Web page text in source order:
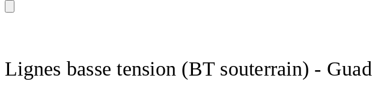
Lignes basse tension (BT souterrain) -